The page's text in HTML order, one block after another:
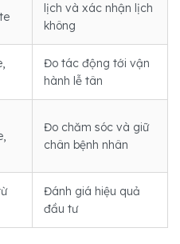
lịch và xác nhận lịch
không
Đo tác động tới vận
hành lễ tân
Đo chăm sóc và giữ
chân bệnh nhân
Đánh giá hiệu quả
đầu tư